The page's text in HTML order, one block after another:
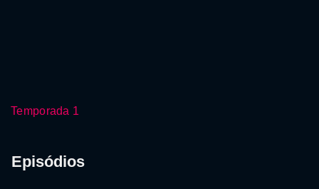
Temporada 1
Episódios